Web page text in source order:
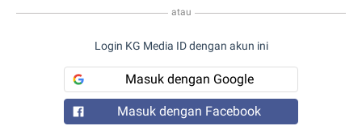
atau
Login KG Media ID dengan akun ini
Masuk dengan Google
Masuk dengan Facebook